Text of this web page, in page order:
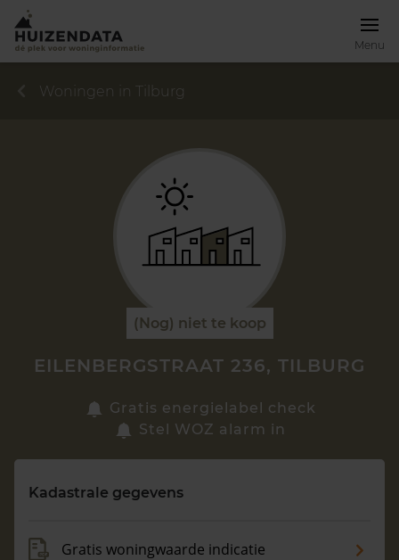
Menu
Zoek een woning
Maandag t/m vrijdag - 08:00 -18:00
Woningen in Tilburg
(Nog) niet te koop
EILENBERGSTRAAT 236, TILBURG
Gratis energielabel check
Stel WOZ alarm in
Kadastrale gegevens
Gratis woningwaarde indicatie